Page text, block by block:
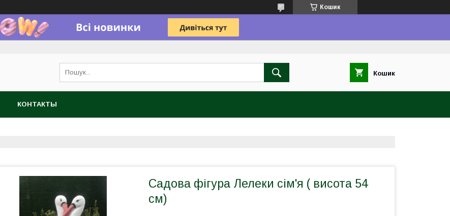
Кошик
Кошик
КОНТАКТЫ
Садова фігура Лелеки сім'я ( висота 54
см)